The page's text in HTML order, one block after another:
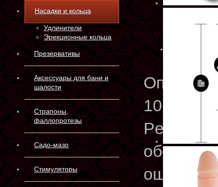
Насадки и кольца
Удлинители
Эрекционные кольца
Презервативы
Аксессуары для бани и
шалости
Страпоны,
фаллопротезы
Садо-мазо
Стимуляторы
10-